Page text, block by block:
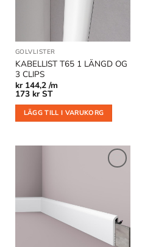
GOLVLISTER
KABELLIST T65 1 LÄNGD OG
3 CLIPS
kr144,2 /m
173 kr ST
LÄGG TILL I VARUKORG